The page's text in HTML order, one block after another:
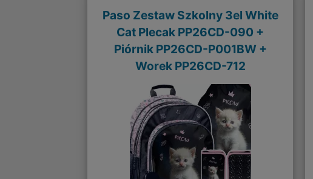
Paso Zestaw Szkolny 3el White
Cat Plecak PP26CD-090 +
Piórnik PP26CD-P001BW +
Worek PP26CD-712